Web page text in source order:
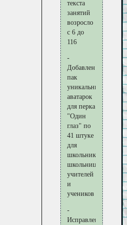
текста
занятий
возросло
с 6 до
116
-
Добавлен
пак
уникальных
аватарок
для перка
"Один
глаз" по
41 штуке
для
школьников,
школьниц,
учителей
и
учеников
-
Исправлены